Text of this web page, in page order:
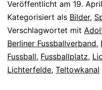
Veröffentlicht am 19.
Kategorisiert als Bilder,
Verschlagwortet mit
Berliner Fussballverband,
Fussball, Fussballplatz,
Lichterfelde, Teltowkanal